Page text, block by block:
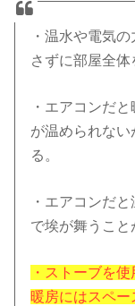
・温水や電気
さずに部屋全体
・エアコンだ
が温められな
る。
・エアコンだ
で埃が舞うこと
・ストーブを
暖房にはスペー